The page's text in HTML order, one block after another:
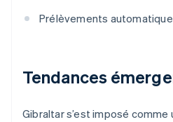
Prélèvements
Tendances
Gibraltar s’est imposé